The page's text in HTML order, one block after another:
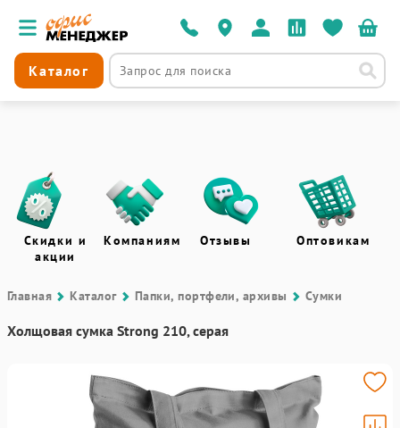
Каталог
Скидки и
акции
Компаниям Отзывы Оптовикам
Главная Каталог Папки, портфели, архивы Сумки
Холщовая сумка Strong 210, серая